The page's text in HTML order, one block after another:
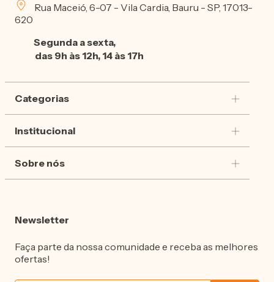
Rua Maceió, 6-07 - Vila Cardia, Bauru - SP, 17013-
620
Segunda a sexta,
das 9h às 12h, 14 às 17h
Categorias
Institucional
Sobre nós
Newsletter
Faça parte da nossa comunidade e receba as melhores
ofertas!